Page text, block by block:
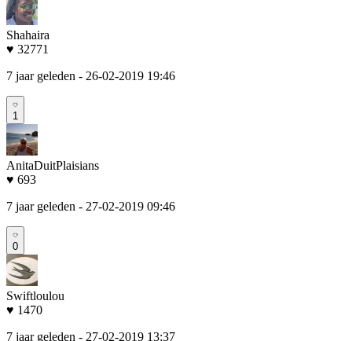
Shahaira
♥ 32771
7 jaar geleden - 26-02-2019 19:46
1
AnitaDuitPlaisians
♥ 693
7 jaar geleden - 27-02-2019 09:46
0
Swiftloulou
♥ 1470
7 jaar geleden - 27-02-2019 13:37